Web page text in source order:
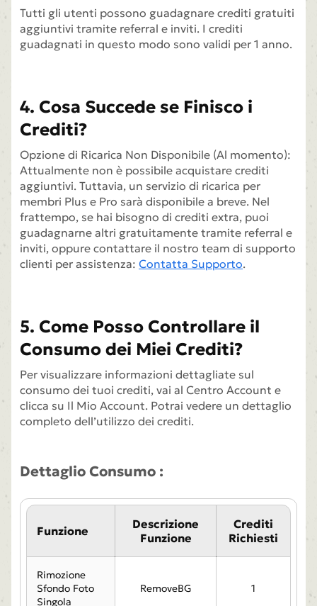
Tutti gli utenti possono guadagnare crediti gratuiti
aggiuntivi tramite referral e inviti. I crediti
guadagnati in questo modo sono validi per 1 anno.
4. Cosa Succede se Finisco i
Crediti?
Opzione di Ricarica Non Disponibile (Al momento):
Attualmente non è possibile acquistare crediti
aggiuntivi. Tuttavia, un servizio di ricarica per
membri Plus e Pro sarà disponibile a breve. Nel
frattempo, se hai bisogno di crediti extra, puoi
guadagnarne altri gratuitamente tramite referral e
inviti, oppure contattare il nostro team di supporto
clienti per assistenza: Contatta Supporto.
5. Come Posso Controllare il
Consumo dei Miei Crediti?
Per visualizzare informazioni dettagliate sul
consumo dei tuoi crediti, vai al Centro Account e
clicca su Il Mio Account. Potrai vedere un dettaglio
completo dell’utilizzo dei crediti.
Dettaglio Consumo :
Funzione
Descrizione
Funzione
Crediti
Richiesti
Rimozione
Sfondo Foto
Singola
RemoveBG 1